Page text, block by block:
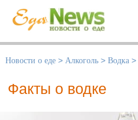
Новости о еде > Алкоголь > Водка >
Факты о водке